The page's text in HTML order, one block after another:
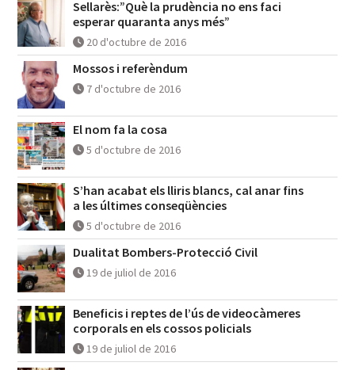
Sellarès:”Què la prudència no ens faci
esperar quaranta anys més”
20 d'octubre de 2016
Mossos i referèndum
7 d'octubre de 2016
El nom fa la cosa
5 d'octubre de 2016
S’han acabat els lliris blancs, cal anar fins
a les últimes conseqüències
5 d'octubre de 2016
Dualitat Bombers-Protecció Civil
19 de juliol de 2016
Beneficis i reptes de l’ús de videocàmeres
corporals en els cossos policials
19 de juliol de 2016